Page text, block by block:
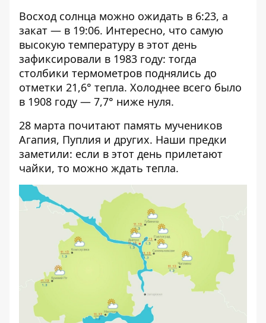
Восход солнца можно ожидать в 6:23, а
закат — в 19:06. Интересно, что самую
высокую температуру в этот день
зафиксировали в 1983 году: тогда
столбики термометров поднялись до
отметки 21,6° тепла. Холоднее всего было
в 1908 году — 7,7° ниже нуля.
28 марта почитают память мучеников
Агапия, Пуплия и других. Наши предки
заметили: если в этот день прилетают
чайки, то можно ждать тепла.